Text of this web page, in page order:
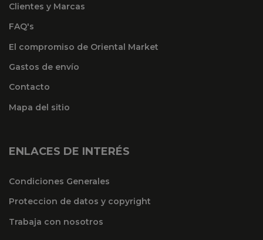
Clientes y Marcas
FAQ's
El compromiso de Oriental Market
Gastos de envío
Contacto
Mapa del sitio
ENLACES DE INTERÉS
Condiciones Generales
Proteccion de datos y copyright
Trabaja con nosotros